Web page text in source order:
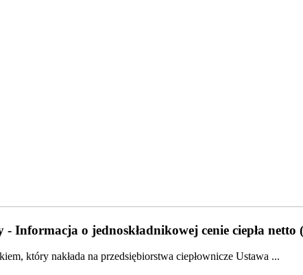
- Informacja o jednoskładnikowej cenie ciepła netto
który nakłada na przedsiębiorstwa ciepłownicze Ustawa ...